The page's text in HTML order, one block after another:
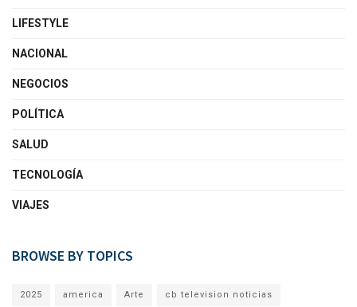
LIFESTYLE
NACIONAL
NEGOCIOS
POLÍTICA
SALUD
TECNOLOGÍA
VIAJES
BROWSE BY TOPICS
2025 america Arte cb television noticias